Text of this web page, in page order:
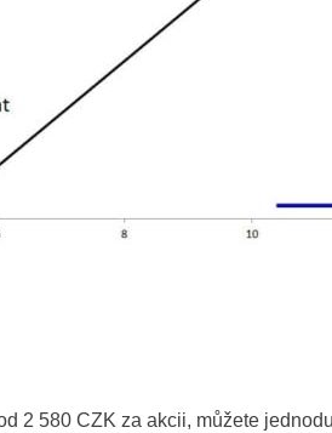
2 580 CZK za akcii, můžete